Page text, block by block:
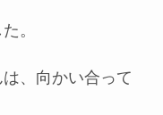
。
、向かい合って